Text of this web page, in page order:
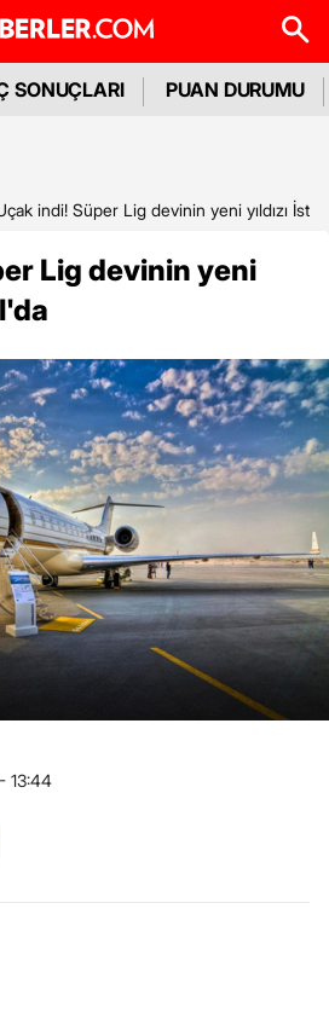
SONUÇLARI PUAN DURUMU
indi! Süper Lig devinin yeni yıldızı
Lig devinin yeni
13:44